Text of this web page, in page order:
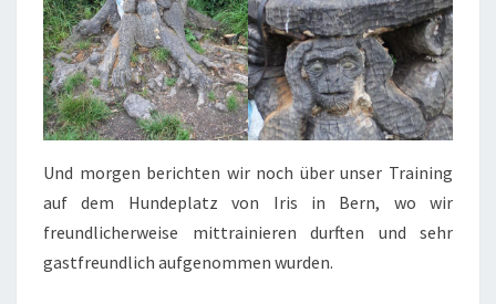
Und morgen berichten wir noch über unser Training
auf dem Hundeplatz von Iris in Bern, wo wir
freundlicherweise mittrainieren durften und sehr
gastfreundlich aufgenommen wurden.